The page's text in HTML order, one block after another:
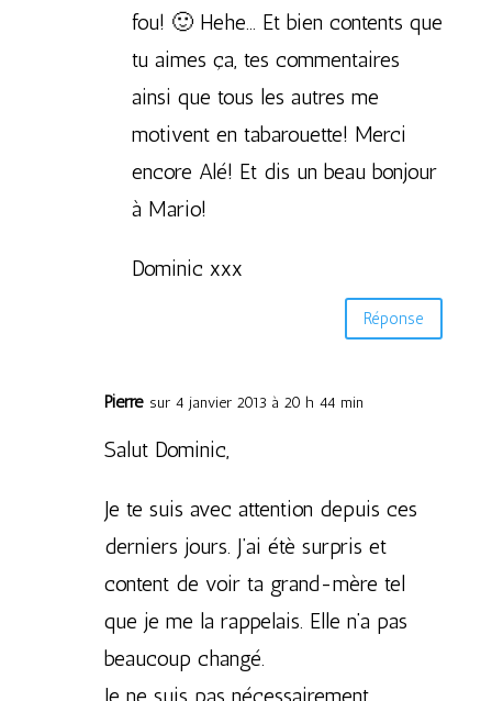
fou! 🙂 Hehe… Et bien contents que
tu aimes ça, tes commentaires
ainsi que tous les autres me
motivent en tabarouette! Merci
encore Alé! Et dis un beau bonjour
à Mario!
Dominic xxx
Réponse
Pierre sur 4 janvier 2013 à 20 h 44 min
Salut Dominic,
Je te suis avec attention depuis ces
derniers jours. J’ai étè surpris et
content de voir ta grand-mère tel
que je me la rappelais. Elle n’a pas
beaucoup changé.